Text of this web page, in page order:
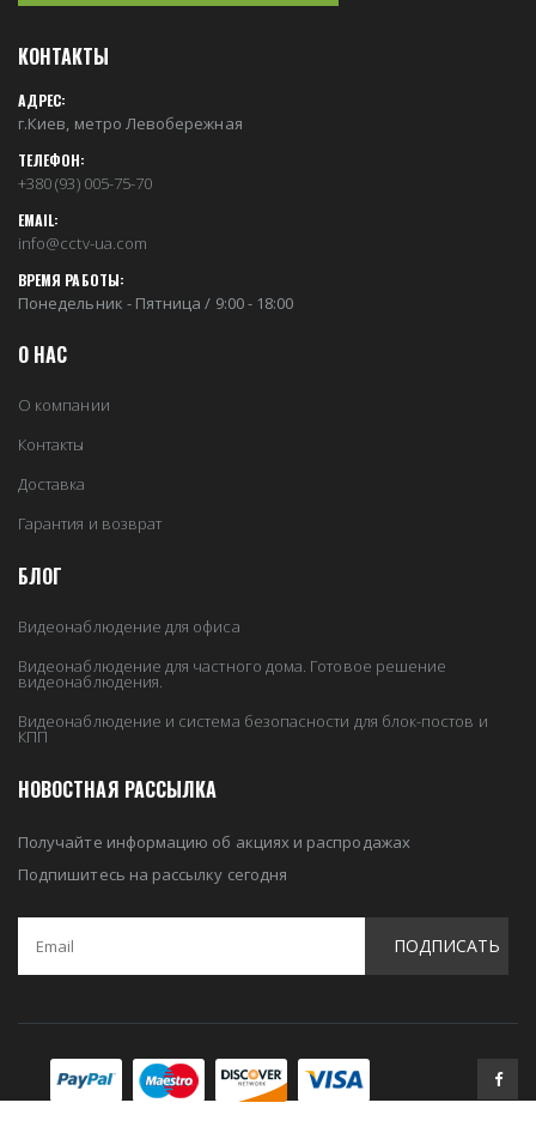
КОНТАКТЫ
АДРЕС:
г.Киев, метро Левобережная
ТЕЛЕФОН:
+380 (93) 005-75-70
EMAIL:
info@cctv-ua.com
ВРЕМЯ РАБОТЫ:
Понедельник - Пятница / 9:00 - 18:00
О НАС
О компании
Контакты
Доставка
Гарантия и возврат
БЛОГ
Видеонаблюдение для офиса
Видеонаблюдение для частного дома. Готовое решение
видеонаблюдения.
Видеонаблюдение и система безопасности для блок-постов и
КПП
НОВОСТНАЯ РАССЫЛКА
Получайте информацию об акциях и распродажах
Подпишитесь на рассылку сегодня
ПОДПИСАТЬ